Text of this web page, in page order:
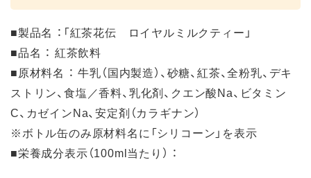
■製品名 ：「紅茶花伝 ロイヤルミルクティー」
■品名 ： 紅茶飲料
■原材料名 ： 牛乳（国内製造）、砂糖、紅茶、全粉乳、デキ
ストリン、食塩／香料、乳化剤、クエン酸Na、ビタミン
C、カゼインNa、安定剤（カラギナン）
※ボトル缶のみ原材料名に「シリコーン」を表示
■栄養成分表示（100ml当たり） ：